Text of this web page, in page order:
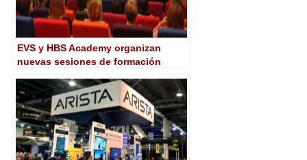
EVS y HBS Academy organizan
nuevas sesiones de formación
directo